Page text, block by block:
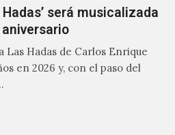
será musicalizada
aniversario
Las Hadas de Carlos Enrique
en 2026 y, con el paso del